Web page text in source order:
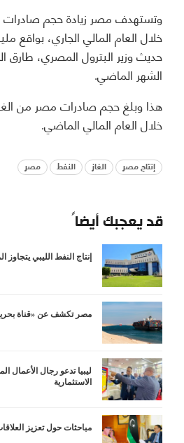
خلال العام المالي الجاري، بواقع
الشهر الماضي.
خلال العام المالي الماضي.
إنتاج مصر الغاز النفط مصر
قد يعجبك أيضاً
إنتاج النفط الليبي يتجاوز
مصر تكشف عن «قناة
ليبيا تدعو رجال الأعمال
الاستثمارية
مباحثات حول تعزيز